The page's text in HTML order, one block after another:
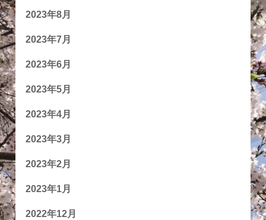
2023年8月
2023年7月
2023年6月
2023年5月
2023年4月
2023年3月
2023年2月
2023年1月
2022年12月